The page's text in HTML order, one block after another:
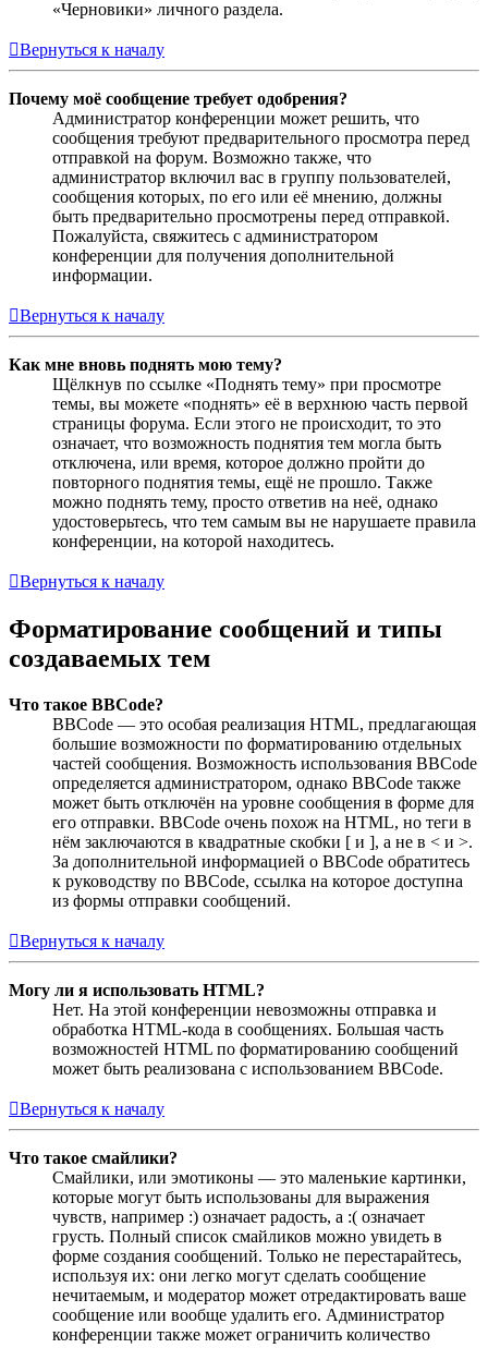
«Черновики» личного раздела.
Вернуться к началу
Почему моё сообщение требует одобрения?
Администратор конференции может решить, что
сообщения требуют предварительного просмотра перед
отправкой на форум. Возможно также, что
администратор включил вас в группу пользователей,
сообщения которых, по его или её мнению, должны
быть предварительно просмотрены перед отправкой.
Пожалуйста, свяжитесь с администратором
конференции для получения дополнительной
информации.
Вернуться к началу
Как мне вновь поднять мою тему?
Щёлкнув по ссылке «Поднять тему» при просмотре
темы, вы можете «поднять» её в верхнюю часть первой
страницы форума. Если этого не происходит, то это
означает, что возможность поднятия тем могла быть
отключена, или время, которое должно пройти до
повторного поднятия темы, ещё не прошло. Также
можно поднять тему, просто ответив на неё, однако
удостоверьтесь, что тем самым вы не нарушаете правила
конференции, на которой находитесь.
Вернуться к началу
Форматирование сообщений и типы
создаваемых тем
Что такое BBCode?
BBCode — это особая реализация HTML, предлагающая
большие возможности по форматированию отдельных
частей сообщения. Возможность использования BBCode
определяется администратором, однако BBCode также
может быть отключён на уровне сообщения в форме для
его отправки. BBCode очень похож на HTML, но теги в
нём заключаются в квадратные скобки [ и ], а не в < и >.
За дополнительной информацией о BBCode обратитесь
к руководству по BBCode, ссылка на которое доступна
из формы отправки сообщений.
Вернуться к началу
Могу ли я использовать HTML?
Нет. На этой конференции невозможны отправка и
обработка HTML-кода в сообщениях. Большая часть
возможностей HTML по форматированию сообщений
может быть реализована с использованием BBCode.
Вернуться к началу
Что такое смайлики?
Смайлики, или эмотиконы — это маленькие картинки,
которые могут быть использованы для выражения
чувств, например :) означает радость, а :( означает
грусть. Полный список смайликов можно увидеть в
форме создания сообщений. Только не перестарайтесь,
используя их: они легко могут сделать сообщение
нечитаемым, и модератор может отредактировать ваше
сообщение или вообще удалить его. Администратор
конференции также может ограничить количество